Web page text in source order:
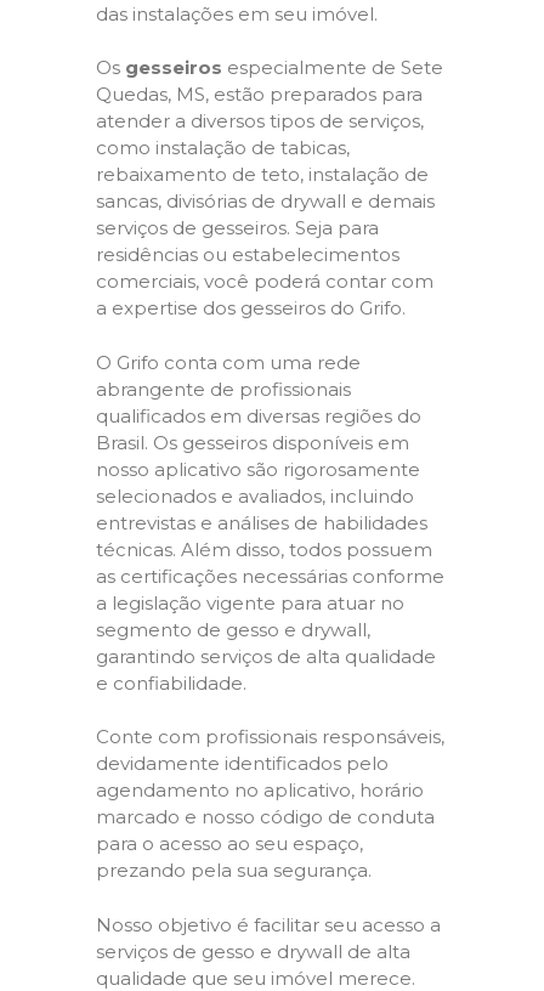
das instalações em seu imóvel.
Os gesseiros especialmente de Sete
Quedas, MS, estão preparados para
atender a diversos tipos de serviços,
como instalação de tabicas,
rebaixamento de teto, instalação de
sancas, divisórias de drywall e demais
serviços de gesseiros. Seja para
residências ou estabelecimentos
comerciais, você poderá contar com
a expertise dos gesseiros do Grifo.
O Grifo conta com uma rede
abrangente de profissionais
qualificados em diversas regiões do
Brasil. Os gesseiros disponíveis em
nosso aplicativo são rigorosamente
selecionados e avaliados, incluindo
entrevistas e análises de habilidades
técnicas. Além disso, todos possuem
as certificações necessárias conforme
a legislação vigente para atuar no
segmento de gesso e drywall,
garantindo serviços de alta qualidade
e confiabilidade.
Conte com profissionais responsáveis,
devidamente identificados pelo
agendamento no aplicativo, horário
marcado e nosso código de conduta
para o acesso ao seu espaço,
prezando pela sua segurança.
Nosso objetivo é facilitar seu acesso a
serviços de gesso e drywall de alta
qualidade que seu imóvel merece.